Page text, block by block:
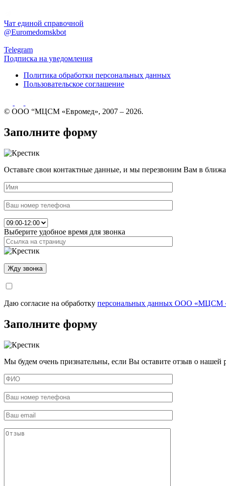
Чат единой справочной
@Euromedomskbot
Telegram
Подписка на уведомления
Политика обработки персональных данных
Пользовательское соглашение
© ООО “МЦСМ «Евромед», 2007 – 2026.
Заполните форму
Оставьте свои контактные данные, и мы перезвоним Вам в
Выберите удобное время для звонка
Даю согласие на обработку персональных данных ООО «МЦСМ
Заполните форму
Мы будем очень признательны, если Вы оставите отзыв о нашей